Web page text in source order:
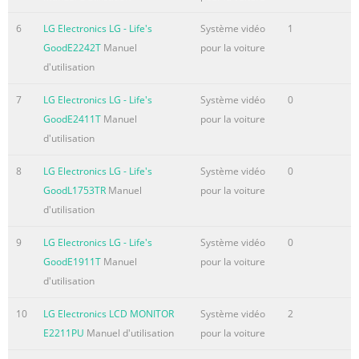
manufactured to assure personal safety. Improper use
can result in electric shock or fire hazard. The safeguards
incorporated in this product will protect you if you
and servicing. This product does not contain any par
Résumé du contenu de la page N° 4
Service . . . . . . . . . . . . . . . . .4 Before use . . . . . . . . . . . . . . .
. . . . . . . . . . . . . .5 Refer to the information in this chapter
contacting a service technician. Remote Control . . . . . . . .
. . . . . . . . . . . . . . . . .7 Handling the unit Installation and
Setup TV Connection . . . . . . . . . . . . . . . . . . . . . . . . . .8
Résumé du contenu de la page N° 5
6
LG Electronics LG - Life's
GoodE2242T Manuel
d'utilisation
Système vidéo
pour la voiture
1
7
LG Electronics LG - Life's
GoodE2411T Manuel
d'utilisation
Système vidéo
pour la voiture
0
8
LG Electronics LG - Life's
GoodL1753TR Manuel
d'utilisation
Système vidéo
pour la voiture
0
9
LG Electronics LG - Life's
GoodE1911T Manuel
d'utilisation
Système vidéo
pour la voiture
0
10
LG Electronics LCD MONITOR
E2211PU Manuel d'utilisation
Système vidéo
pour la voiture
2